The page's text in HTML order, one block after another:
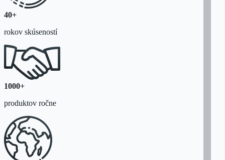
40+
rokov skúseností
1000+
produktov ročne